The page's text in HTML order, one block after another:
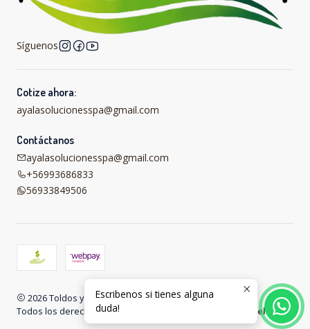
Síguenos
Cotize ahora:
ayalasolucionesspa@gmail.com
Contáctanos
ayalasolucionesspa@gmail.com
+56993686833
56933849506
2026 Toldos y carpas online .
Todos los derechos reservados.
Desarrollado por Jumpseller.
Escribenos si tienes alguna
duda!